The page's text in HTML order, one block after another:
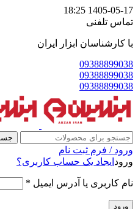
1405-05-17 18:25
تماس تلفنی
با کارشناسان ابزار ایران
09388899038
09388899038
09388899038
ورود / فرم ثبت نام
ورود ایجاد یک حساب کاربری؟
نام کاربری یا آدرس ایمیل *
ورود